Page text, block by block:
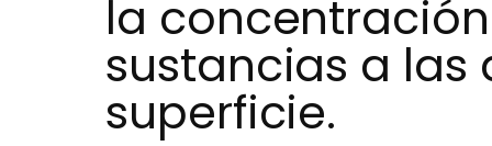
la
sustancias a las
superficie.